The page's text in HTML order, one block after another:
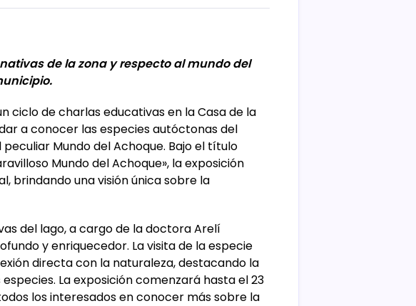
de la zona y respecto al mundo del
ciclo de charlas educativas en la Casa de la
a conocer las especies autóctonas del
Mundo del Achoque. Bajo el título
Mundo del Achoque», la exposición
brindando una visión única sobre la
del lago, a cargo de la doctora Arelí
y enriquecedor. La visita de la especie
directa con la naturaleza, destacando la
La exposición comenzará hasta el 23
los interesados ​​en conocer más sobre la